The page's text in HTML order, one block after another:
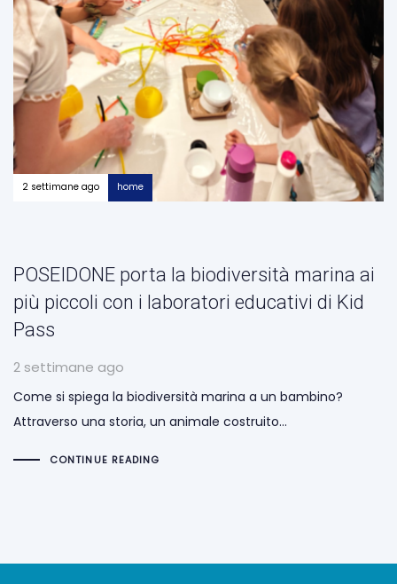
2 settimane ago home
POSEIDONE porta la biodiversità marina ai
più piccoli con i laboratori educativi di Kid
Pass
2 settimane ago
Come si spiega la biodiversità marina a un bambino?
Attraverso una storia, un animale costruito…
CONTINUE READING